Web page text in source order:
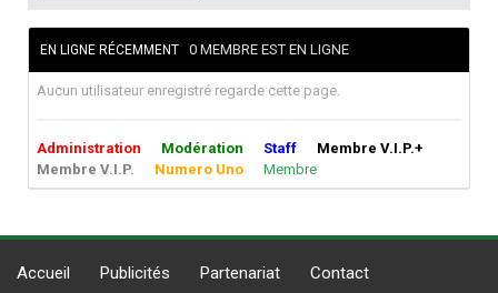
EN LIGNE RÉCEMMENT 0 MEMBRE EST EN LIGNE
Aucun utilisateur enregistré regarde cette page.
Administration Modération Staff
Membre V.I.P.+
Membre V.I.P.
Numero Uno Membre
Accueil Publicités Partenariat Contact